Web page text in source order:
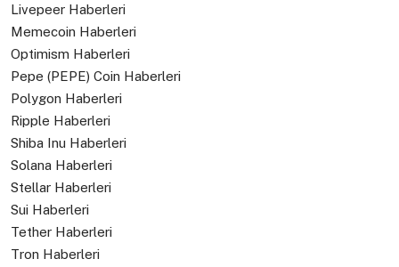
Livepeer Haberleri
Memecoin Haberleri
Optimism Haberleri
Pepe (PEPE) Coin Haberleri
Polygon Haberleri
Ripple Haberleri
Shiba Inu Haberleri
Solana Haberleri
Stellar Haberleri
Sui Haberleri
Tether Haberleri
Tron Haberleri